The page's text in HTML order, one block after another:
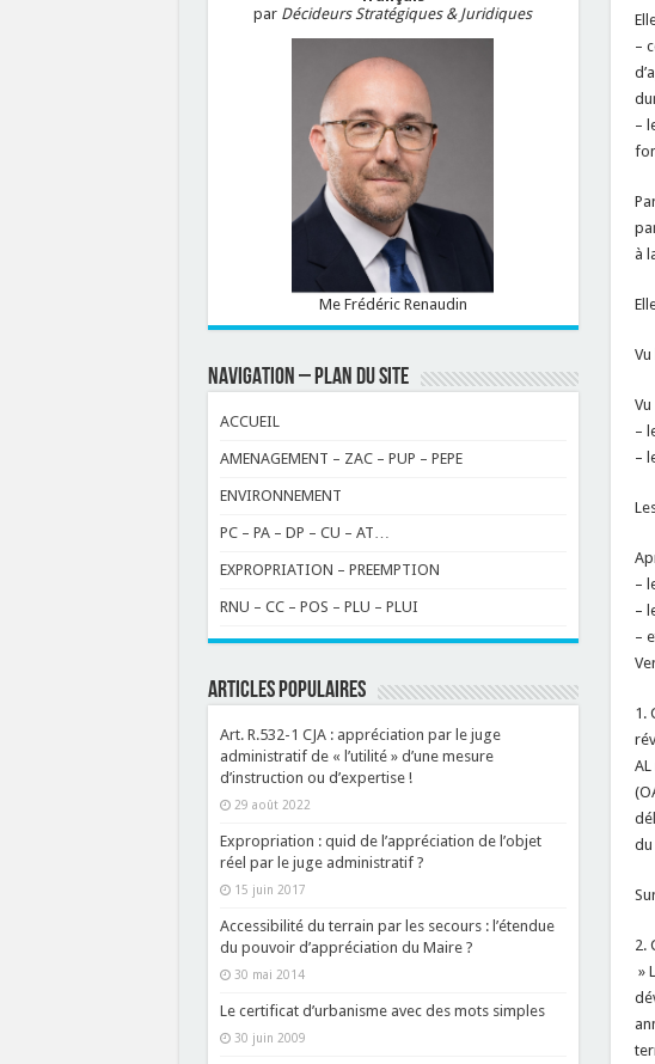
–
–
à
Vu
–
–
–
–
–
1.
du
2.
»
par Décideurs Stratégiques & Juridiques
Me Frédéric Renaudin
NAVIGATION – PLAN DU SITE
ACCUEIL
AMENAGEMENT – ZAC – PUP – PEPE
ENVIRONNEMENT
PC – PA – DP – CU – AT…
EXPROPRIATION – PREEMPTION
RNU – CC – POS – PLU – PLUI
ARTICLES POPULAIRES
Art. R.532-1 CJA : appréciation par le juge
administratif de « l’utilité » d’une mesure
d’instruction ou d’expertise !
29 août 2022
Expropriation : quid de l’appréciation de l’objet
réel par le juge administratif ?
15 juin 2017
Accessibilité du terrain par les secours : l’étendue
du pouvoir d’appréciation du Maire ?
30 mai 2014
Le certificat d’urbanisme avec des mots simples
30 juin 2009